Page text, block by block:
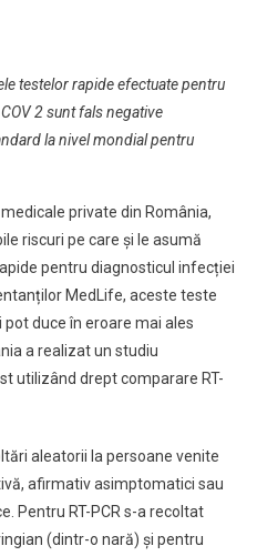
Un
Semnal
De
Reprezintă
Un
Instrument
Fiabil
Pentru
Diagnosticul
Infecției
testelor rapide efectuate pentru
2 sunt fals negative
la nivel mondial pentru
private din România,
riscuri pe care și le asumă
pentru diagnosticul infecției
MedLife, aceste teste
duce în eroare mai ales
a realizat un studiu
utilizând drept comparare RT-
aleatorii la persoane venite
afirmativ asimptomatici sau
Pentru RT-PCR s-a recoltat
(dintr-o nară) și pentru